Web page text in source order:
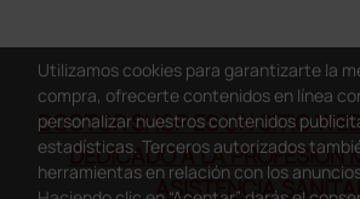
DOCTOR SHOP ES UN SITIO WEB
DEDICADO A LA PROFESIÓN
ASISTENCIA
Utilizamos cookies para garantizarte la
compra, ofrecerte contenidos en línea
personalizar nuestros contenidos
estadísticas. Terceros autorizados
herramientas en relación con los